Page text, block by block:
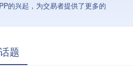
的兴起，为交易者提供了更多的
题